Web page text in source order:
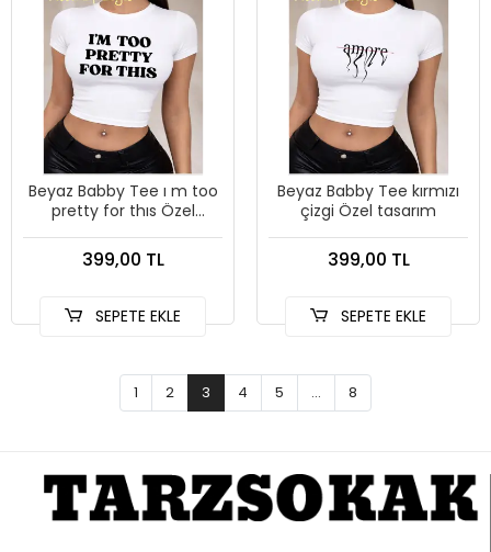
Beyaz Babby Tee ı m too
pretty for thıs Özel
399,00 TL
SEPETE EKLE
Beyaz Babby Tee kırmızı
çizgi Özel tasarım
399,00 TL
SEPETE EKLE
1 2 3 4 5 ... 8